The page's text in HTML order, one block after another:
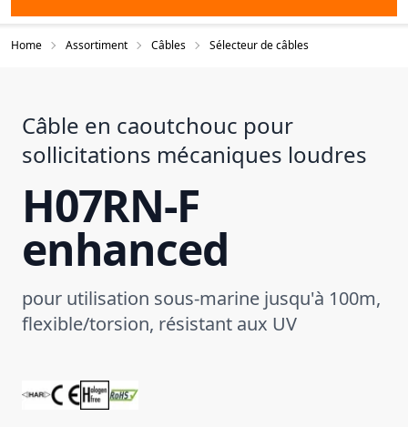
Home Assortiment Câbles Sélecteur de câbles
Câble en caoutchouc pour
sollicitations mécaniques loudres
H07RN-F
enhanced
pour utilisation sous-marine jusqu'à 100m,
flexible/torsion, résistant aux UV